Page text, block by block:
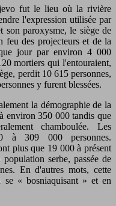
fut le lieu où la rivière
l'expression utilisée par
son paroxysme, le siège de
feu des projecteurs et de la
jour par environ 4 000
mortiers qui l'entouraient,
perdit 10 615 personnes,
y furent blessées.
la démographie de la
environ 350 000 tandis que
chamboulée. Les
à 309 000 personnes.
plus que 19 000 à présent
serbe, passée de
En d'autres mots, cette
se « bosniaquisant » et en